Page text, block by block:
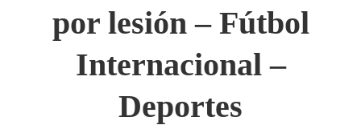
por lesión – Fútbol
Internacional –
Deportes